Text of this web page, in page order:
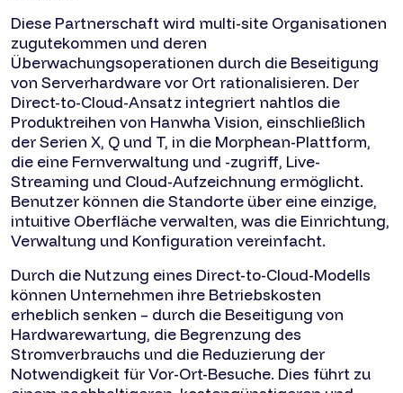
Diese Partnerschaft wird multi-site Organisationen
zugutekommen und deren
Überwachungsoperationen durch die Beseitigung
von Serverhardware vor Ort rationalisieren. Der
Direct-to-Cloud-Ansatz integriert nahtlos die
Produktreihen von Hanwha Vision, einschließlich
der Serien X, Q und T, in die Morphean-Plattform,
die eine Fernverwaltung und -zugriff, Live-
Streaming und Cloud-Aufzeichnung ermöglicht.
Benutzer können die Standorte über eine einzige,
intuitive Oberfläche verwalten, was die Einrichtung,
Verwaltung und Konfiguration vereinfacht.
Durch die Nutzung eines Direct-to-Cloud-Modells
können Unternehmen ihre Betriebskosten
erheblich senken – durch die Beseitigung von
Hardwarewartung, die Begrenzung des
Stromverbrauchs und die Reduzierung der
Notwendigkeit für Vor-Ort-Besuche. Dies führt zu